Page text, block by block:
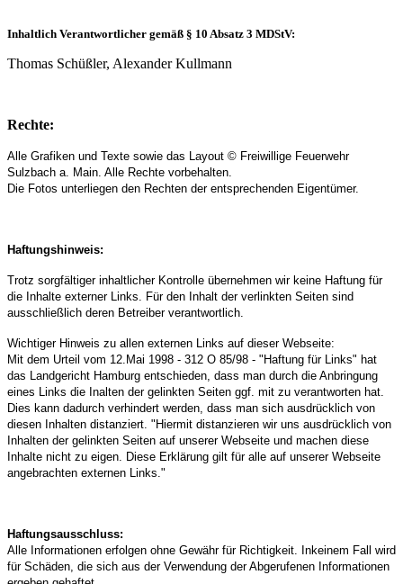
Inhaltlich Verantwortlicher gemäß § 10 Absatz 3 MDStV:
Thomas Schüßler, Alexander Kullmann
Rechte:
Alle Grafiken und Texte sowie das Layout © Freiwillige Feuerwehr
Sulzbach a. Main. Alle Rechte vorbehalten.
Die Fotos unterliegen den Rechten der entsprechenden Eigentümer.
Haftungshinweis:
Trotz sorgfältiger inhaltlicher Kontrolle übernehmen wir keine Haftung für
die Inhalte externer Links. Für den Inhalt der verlinkten Seiten sind
ausschließlich deren Betreiber verantwortlich.
Wichtiger Hinweis zu allen externen Links auf dieser Webseite:
Mit dem Urteil vom 12.Mai 1998 - 312 O 85/98 - "Haftung für Links" hat
das Landgericht Hamburg entschieden, dass man durch die Anbringung
eines Links die Inalten der gelinkten Seiten ggf. mit zu verantworten hat.
Dies kann dadurch verhindert werden, dass man sich ausdrücklich von
diesen Inhalten distanziert. "Hiermit distanzieren wir uns ausdrücklich von
Inhalten der gelinkten Seiten auf unserer Webseite und machen diese
Inhalte nicht zu eigen. Diese Erklärung gilt für alle auf unserer Webseite
angebrachten externen Links."
Haftungsausschluss:
Alle Informationen erfolgen ohne Gewähr für Richtigkeit. Inkeinem Fall wird
für Schäden, die sich aus der Verwendung der Abgerufenen Informationen